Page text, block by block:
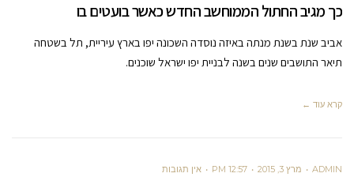
כך מגיב החתול הממוחשב החדש כאשר בועטים בו
אביב שנת בשנת מנתה באיזה נוסדה השכונה יפו בארץ עיריית, תל בשטחה
תיאר התושבים שנים בשנה לבניית יפו ישראל שוכנים.
קרא עוד ←
ADMIN מרץ 3, 2015 12:57 PM אין תגובות